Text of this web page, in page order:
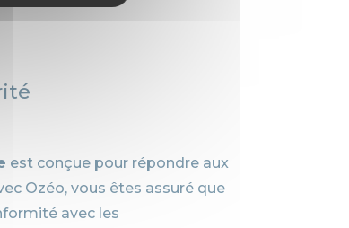
est conçue pour répondre aux
Ozéo, vous êtes assuré que
avec les